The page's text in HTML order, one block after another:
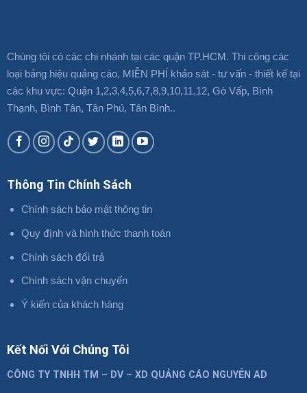
Chúng tôi có các chi nhánh tại các quận TP.HCM. Thi công các
loại bảng hiệu quảng cáo, MIỄN PHÍ khảo sát - tư vấn - thiết kế tại
các khu vực: Quận 1,2,3,4,5,6,7,8,9,10,11,12, Gò Vấp, Bình
Thạnh, Bình Tân, Tân Phú, Tân Bình..
Thông Tin Chính Sách
Chính sách bảo mật thông tin
Quy định và hình thức thanh toán
Chính sách đổi trả
Chính sách vận chuyển
Ý kiến của khách hàng
Kết Nối Với Chúng Tôi
CÔNG TY TNHH TM – DV – XD QUẢNG CÁO NGUYỄN AD